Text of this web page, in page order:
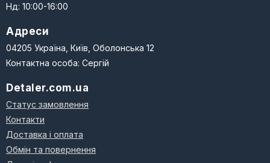
Нд: 10:00-16:00
Адреси
04205 Україна, Київ, Оболонська 12
Контактна особа: Сергій
Detaler.com.ua
Статус замовлення
Контакти
Доставка і оплата
Обмін та повернення